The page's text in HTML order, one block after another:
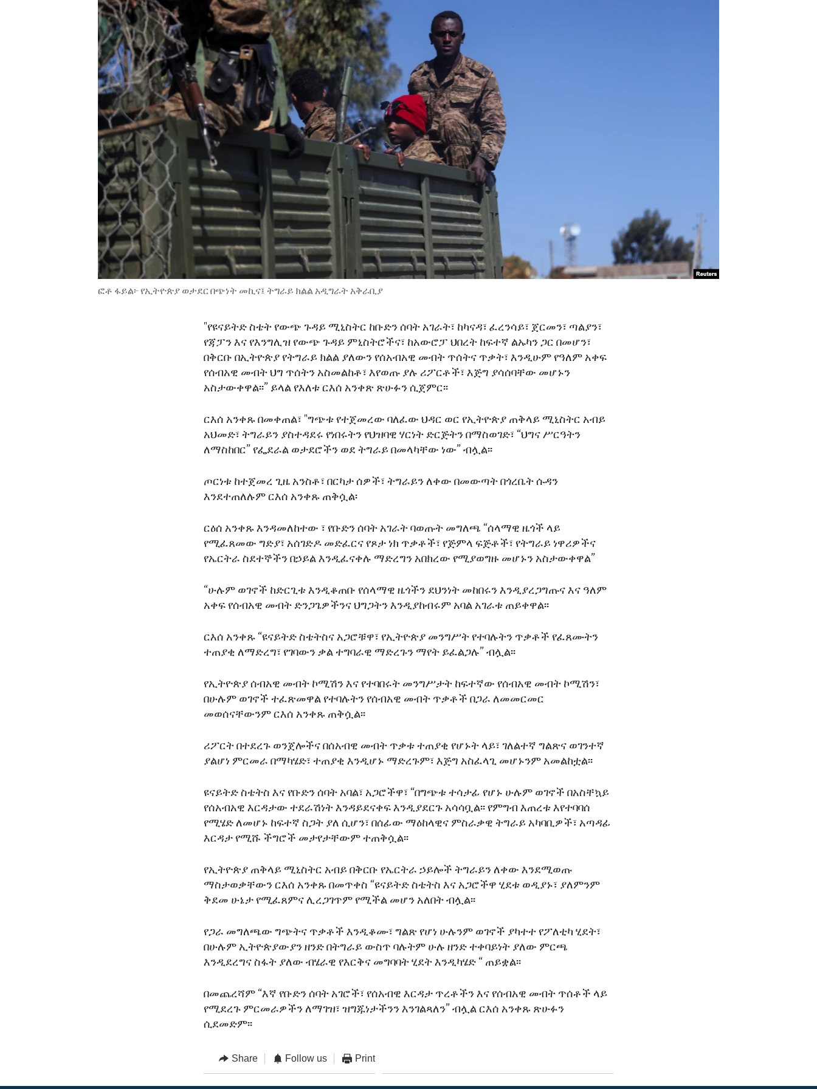
IDEALS AND INSTITUTIONS
ፎቶ ፋይል፦ የኢትዮጵያ ወታደር በጭነት መኪና፤ ትግራይ ክልል አዲግራት አቅራቢያ
"የዩናይትድ ስቴት የውጭ ጉዳይ ሚኒስትር ከቡድን ሰባት አገራት፣ ከካናዳ፣ ፈረንሳይ፣ ጀርመን፣ ጣልያን፣
የጃፓን እና የእንግሊዝ የውጭ ጉዳይ ምኒስትሮችና፣ ከአውሮፓ ህበረት ከፍተኛ ልኡካን ጋር በመሆን፣
በቅርቡ በኢትዮጵያ የትግራይ ክልል ያለውን የሰአብአዊ መብት ጥሰትና ጥቃት፣ እንዲሁም የዓለም አቀፍ
የሰብአዊ መብት ህግ ጥሰትን አስመልከቶ፣ እየወጡ ያሉ ሪፖርቶች፣ እጅግ ያሳሰባቸው መሆኑን
አስታውቀዋል፡፡” ይላል የእለቱ ርእሰ አንቀጽ ጽሁፉን ሲጀምር፡፡
ርእሰ አንቀጹ በመቀጠል፣ "ግጭቱ የተጀመረው ባለፈው ህዳር ወር የኢትዮጵያ ጠቅላይ ሚኒስትር አብይ
አህመድ፣ ትግራይን ያስተዳደሩ የነበሩትን የህዝባዊ ሃርነት ድርጅትን በማስወገድ፣ “ህግና ሥርዓትን
ለማስከበር” የፌደራል ወታደሮችን ወደ ትግራይ በመላካቸው ነው” ብሏል፡፡
ጦርነቱ ከተጀመረ ጊዜ አንስቶ፣ በርካታ ሰዎች፣ ትግራይን ለቀው በመውጣት በጎረቤት ሱዳን
እንደተጠለሉም ርእሰ አንቀጹ ጠቅሷል፡
ርዕሰ አንቀጹ እንዳመለከተው ፣ የቡድን ሰባት አገራት ባወጡት መግለጫ “ሰላማዊ ዜጎች ላይ
የሚፈጸመው ግድያ፣ አሰገድዶ መድፈርና የጾታ ነክ ጥቃቶች፣ የጅምላ ፍጅቶች፣ የትግራይ ነዋሪዎችና
የኤርትራ ስደተኞችን በኃይል እንዲፈናቀሉ ማድረግን አበክረው የሚያወግዙ መሆኑን አስታውቀዋል”
“ሁሉም ወገኖች ከድርጊቱ እንዲቆጠቡ የሰላማዊ ዜጎችን ደህንነት መከበሩን እንዲያረጋግጡና እና ዓለም
አቀፍ የሰብአዊ መብት ድንጋጌዎችንና ህግጋትን እንዲያከብሩም አባል አገራቱ ጠይቀዋል፡፡
ርእሰ አንቀጹ “ዩናይትድ ስቴትስና አጋሮቹዋ፣ የኢትዮጵያ መንግሥት የተባሉትን ጥቃቶች የፈጸሙትን
ተጠያቂ ለማድረግ፣ የገባውን ቃል ተግባራዊ ማድረጉን ማየት ይፈልጋሉ” ብሏል፡፡
የኢትዮጵያ ሰብአዊ መብት ኮሚሽን እና የተባበሩት መንግሥታት ከፍተኛው የሰብአዊ መብት ኮሚሽን፣
በሁሉም ወገኖች ተፈጽመዋል የተባሉትን የሰብአዊ መብት ጥቃቶች በጋራ ለመመርመር
መወሰናቸውንም ርእሰ አንቀጹ ጠቅሷል፡፡
ሪፖርት በተደረጉ ወንጀሎችና በሰአብዊ መብት ጥቃቱ ተጠያቂ የሆኑት ላይ፣ ገለልተኛ ግልጽና ወገንተኛ
ያልሆነ ምርመራ በማካሄድ፣ ተጠያቂ እንዲሆኑ ማድረጉም፣ እጅግ አስፈላጊ መሆኑንም አመልከቷል፡፡
ዩናይትድ ስቴትስ እና የቡድን ሰባት አባል፣ አጋሮችዋ፣ “በግጭቱ ተሳታፊ የሆኑ ሁሉም ወገኖች በአስቸኳይ
የሰአብአዊ እርዳታው ተደራሽነት እንዳይደናቀፍ እንዲያደርጉ አሳሳቧል፡፡ የምግብ እጠረቱ እየተባባሰ
የሚሄድ ለመሆኑ ከፍተኛ ስጋት ያለ ሲሆን፣ በሰፊው ማዕከላዊና ምስራቃዊ ትግራይ አካባቢዎች፣ አጣዳፊ
እርዳታ የሚሹ ችግሮች መታየታቸውም ተጠቅሷል፡፡
የኢትዮጵያ ጠቅላይ ሚኒስትር አብይ በቅርቡ የኤርትራ ኃይሎች ትግራይን ለቀው እንደሚወጡ
ማስታወቃቸውን ርእሰ አንቀጹ በመጥቀስ “ዩናይትድ ስቴትስ እና አጋሮችዋ ሂደቱ ወዲያኑ፣ ያለምንም
ቅደመ ሁኔታ የሚፈጸምና ሊረጋገጥም የሚችል መሆን አለበት ብሏል፡፡
የጋራ መግለጫው ግጭትና ጥቃቶች እንዲቆሙ፣ ግልጽ የሆነ ሁሉንም ወገኖች ያካተተ የፖለቲካ ሂደት፣
በሁሉም ኢትዮጵያውያን ዘንድ በትግራይ ውስጥ ባሉትም ሁሉ ዘንድ ተቀባይነት ያለው ምርጫ
እንዲደረግና ስፋት ያለው ብሄራዊ የእርቅና መግባባት ሂደት እንዲካሄድ “ ጠይቋል፡፡
በመጨረሻም “እኛ የቡድን ሰባት አገሮች፣ የሰአብዊ እርዳታ ጥረቶችን እና የሰብአዊ መብት ጥሰቶች ላይ
የሚደረጉ ምርመራዎችን ለማገዝ፣ ዝግጁነታችንን እንገልጻለን” ብሏል ርእሰ አንቀጹ ጽሁፉን
ሲደመድም፡፡
Share Follow us Print